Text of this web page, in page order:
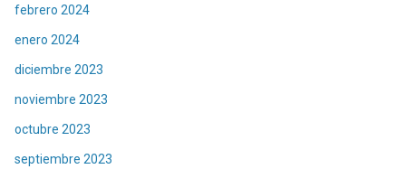
febrero 2024
enero 2024
diciembre 2023
noviembre 2023
octubre 2023
septiembre 2023